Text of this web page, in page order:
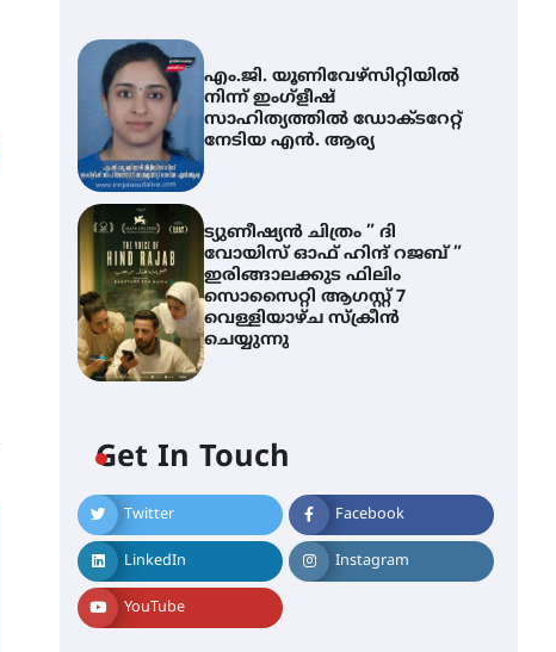
എം.ജി. യൂണിവേഴ്‌സിറ്റിയിൽ
നിന്ന് ഇംഗ്ളീഷ്
സാഹിത്യത്തിൽ ഡോക്ടറേറ്റ്
നേടിയ എൻ. ആര്യ
ട്യുണീഷ്യൻ ചിത്രം ” ദി
വോയിസ് ഓഫ് ഹിന്ദ് റജബ് ”
ഇരിങ്ങാലക്കുട ഫിലിം
സൊസൈറ്റി ആഗസ്റ്റ് 7
വെള്ളിയാഴ്ച സ്‌ക്രീൻ
ചെയ്യുന്നു
Get In Touch
Twitter Facebook
LinkedIn Instagram
YouTube
ശക്തമായ മഴ തുടരുന്നു –
തൃശൂർ ജില്ലയിൽ എല്ലാ
വിദ്യാഭ്യാസ
സ്ഥാപനങ്ങൾക്കും
ശനിയാഴ്ച അവധി